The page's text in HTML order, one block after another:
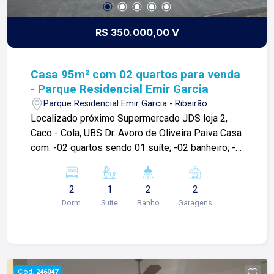
R$ 350.000,00 V
Casa 95m² com 02 quartos para venda
- Parque Residencial Emir Garcia
Parque Residencial Emir Garcia - Ribeirão
Preto/SP
Localizado próximo Supermercado JDS loja 2,
Caco - Cola, UBS Dr. Avoro de Oliveira Paiva Casa
com: -02 quartos sendo 01 suíte; -02 banheiro; -
garagem; Para mais informações e agendar
visita, entre em contato. Lago é Relacionamento!
Esta é a nossa missão, nosso propósito e o
imobiliária que, desde a nossa fundação em
2
Dorm.
1
Suite
2
Banho
2
Garagens
Cód. 246047